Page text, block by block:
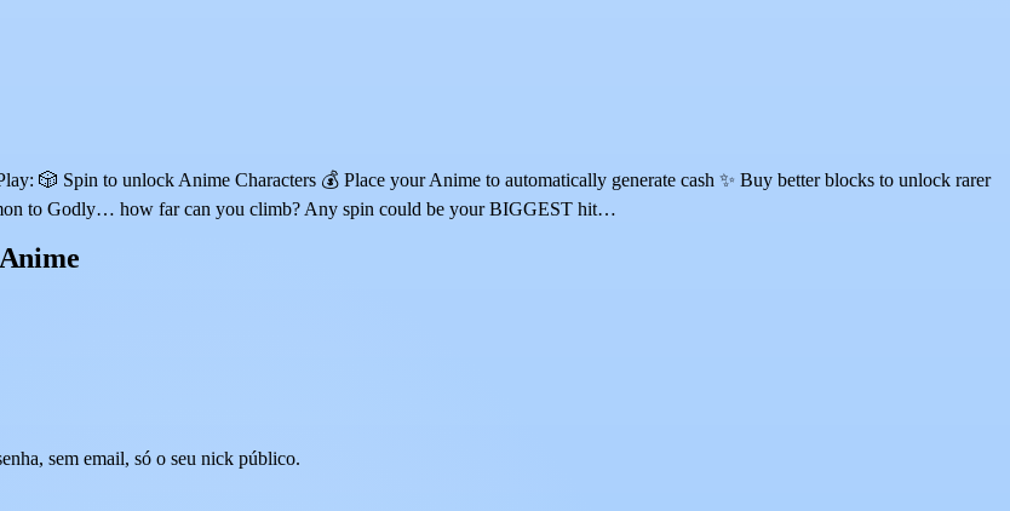
🎲 Spin to unlock Anime Characters 💰 Place your Anime to automatically generate cash ✨ Buy better blocks to unlock rarer
to Godly… how far can you climb? Any spin could be your BIGGEST hit…
sem email, só o seu nick público.